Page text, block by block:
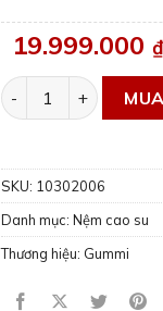
19.999.000 ₫
Nệm cao su nhập
SKU: 10302006
Danh mục: Nệm cao su
Thương hiệu: Gummi